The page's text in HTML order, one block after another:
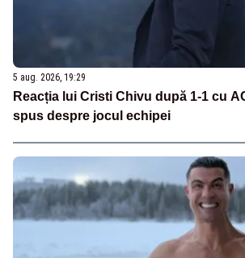
5 aug. 2026, 19:29
Reacția lui Cristi Chivu după 1-1 cu
spus despre jocul echipei